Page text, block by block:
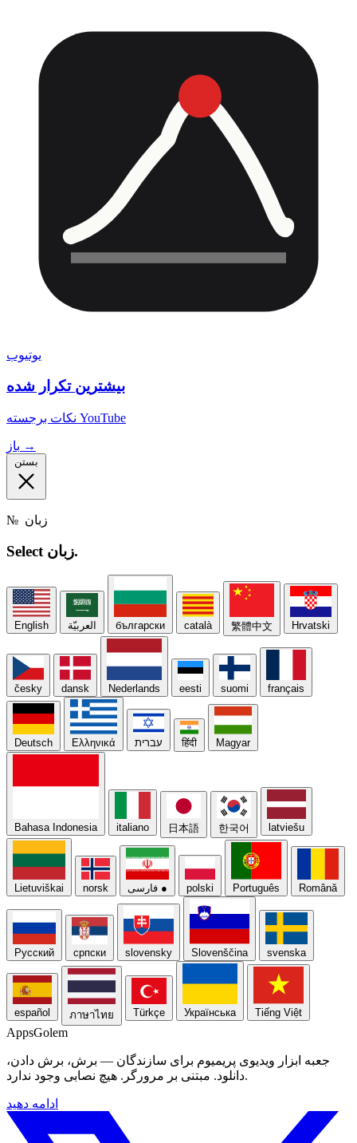
یوتیوب
بیشترین تکرار شده
نکات برجسته YouTube
باز →
بستن
№ زبان
Select زبان.
English العربيّة български català 繁體中文 Hrvatski
česky dansk Nederlands eesti suomi français
Deutsch Ελληνικά עברית हिंदी Magyar
Bahasa Indonesia italiano 日本語 한국어 latviešu
Lietuviškai norsk فارسی ● polski Português Română
Русский српски slovensky Slovenščina svenska
español ภาษาไทย Türkçe Українська Tiếng Việt
AppsGolem
جعبه ابزار ویدیوی پریمیوم برای سازندگان — برش، برش دادن،
دانلود. مبتنی بر مرورگر. هیچ نصابی وجود ندارد.
ادامه دهید